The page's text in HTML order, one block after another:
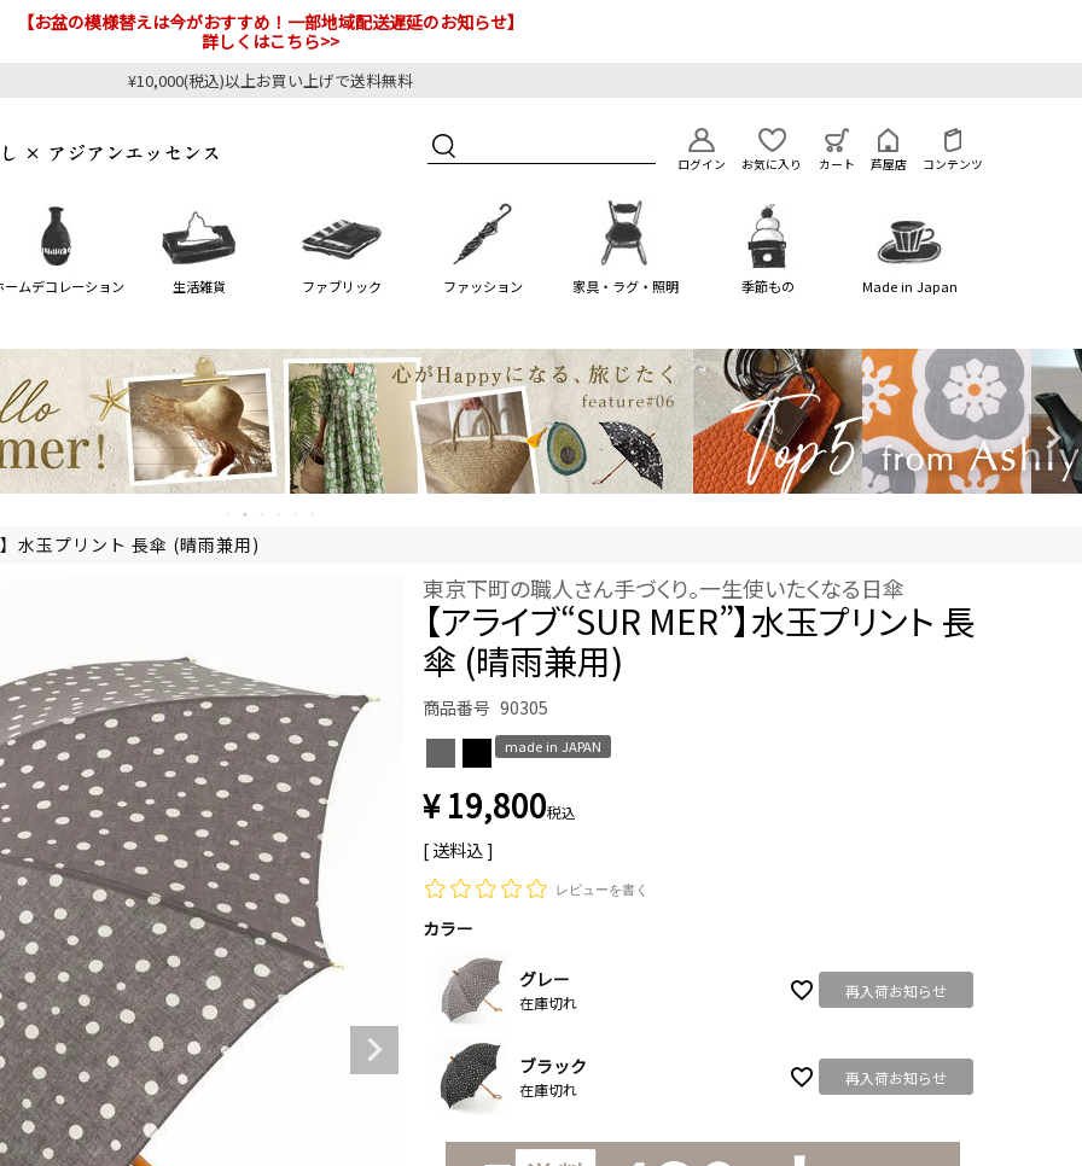
【お盆の模様替えは今がおすすめ！一部地域配送遅延のお知らせ】
詳しくはこちら>>
¥10,000(税込)以上お買い上げで送料無料
ログイン お気に入り カート 芦屋店 コンテンツ
ームデコレーション 生活雑貨 ファブリック ファッション 家具・ラグ・照明 季節もの Made in Japan
水玉プリント 長傘 (晴雨兼用)
東京下町の職人さん手づくり。一生使いたくなる日傘
【アライブ“SUR MER”】水玉プリント 長
傘 (晴雨兼用)
商品番号 90305
made in JAPAN
¥19,800税込
送料込
レビューを書く
カラー
グレー
在庫切れ
再入荷お知らせ
ブラック
在庫切れ
再入荷お知らせ